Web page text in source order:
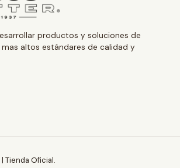
productos y soluciones de
mas altos estándares de calidad y
Tienda Oficial.